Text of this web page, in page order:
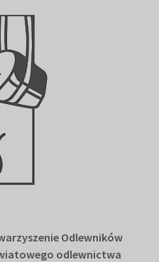
Odlewników
odlewnictwa